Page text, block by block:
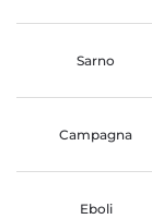
Sarno
Campagna
Eboli